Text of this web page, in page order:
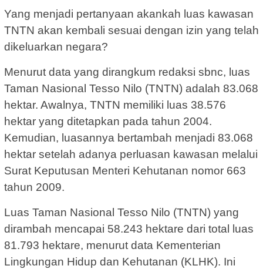
Yang menjadi pertanyaan akankah luas kawasan
TNTN akan kembali sesuai dengan izin yang telah
dikeluarkan negara?
Menurut data yang dirangkum redaksi sbnc, luas
Taman Nasional Tesso Nilo (TNTN) adalah 83.068
hektar. Awalnya, TNTN memiliki luas 38.576
hektar yang ditetapkan pada tahun 2004.
Kemudian, luasannya bertambah menjadi 83.068
hektar setelah adanya perluasan kawasan melalui
Surat Keputusan Menteri Kehutanan nomor 663
tahun 2009.
Luas Taman Nasional Tesso Nilo (TNTN) yang
dirambah mencapai 58.243 hektare dari total luas
81.793 hektare, menurut data Kementerian
Lingkungan Hidup dan Kehutanan (KLHK). Ini